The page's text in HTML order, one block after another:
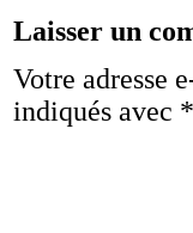
Laisser un
Votre adresse
indiqués avec *